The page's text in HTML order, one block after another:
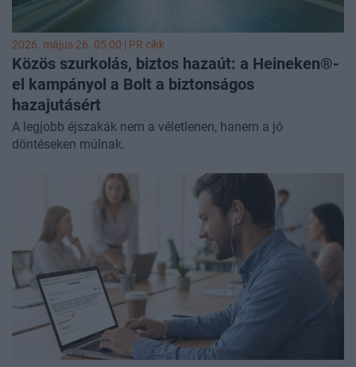
2026. május 26. 05:00 | PR cikk
Közös szurkolás, biztos hazaút: a Heineken®-
el kampányol a Bolt a biztonságos
hazajutásért
A legjobb éjszakák nem a véletlenen, hanem a jó
döntéseken múlnak.